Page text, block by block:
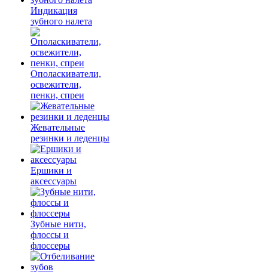
Индикация
зубного налета
Ополаскиватели,
освежители,
пенки, спреи
Жевательные
резинки и леденцы
Ершики и
аксессуары
Зубные нити,
флоссы и
флоссеры